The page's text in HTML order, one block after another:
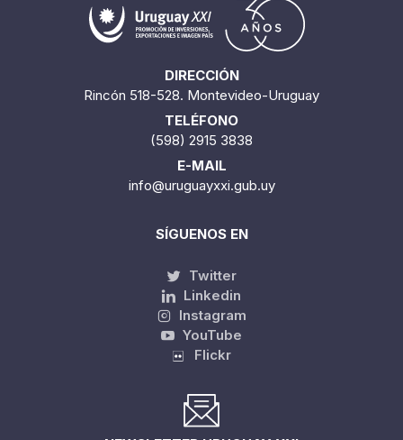
DIRECCIÓN
Rincón 518-528. Montevideo-Uruguay
TELÉFONO
(598) 2915 3838
E-MAIL
info@uruguayxxi.gub.uy
SÍGUENOS EN
Twitter
Linkedin
Instagram
YouTube
Flickr